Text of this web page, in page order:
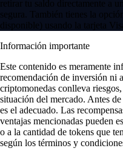
retirar tu saldo directamente a
segura. También tienes la
disponible) usando la tarjeta
Información importante
Este contenido es meramente
recomendación de inversión ni
criptomonedas conlleva
situación del mercado. Antes
es el adecuado. Las
ventajas mencionadas pueden
o a la cantidad de tokens que
según los términos y